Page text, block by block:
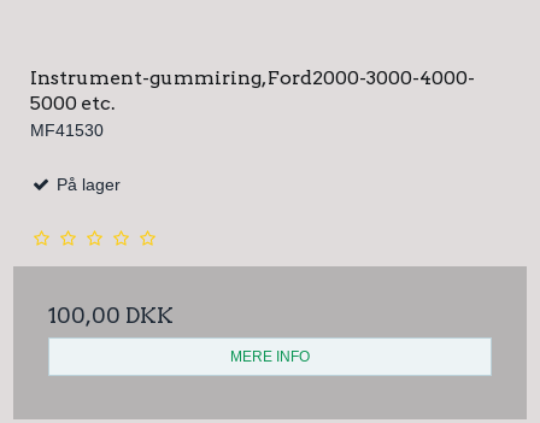
Instrument-gummiring, Ford2000-3000-4000-
5000 etc.
MF41530
På lager
100,00 DKK
MERE INFO